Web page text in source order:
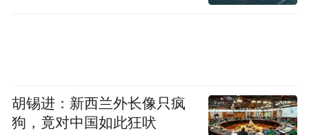
内外工商企业提供广阔的发展空间和巨大的
坊，获得了大部分参会企业的肯定与认可，
也必将深受潍坊市民的欢迎。业界期待本届
胡锡进：新西兰外长像只疯
狗，竟对中国如此狂吠